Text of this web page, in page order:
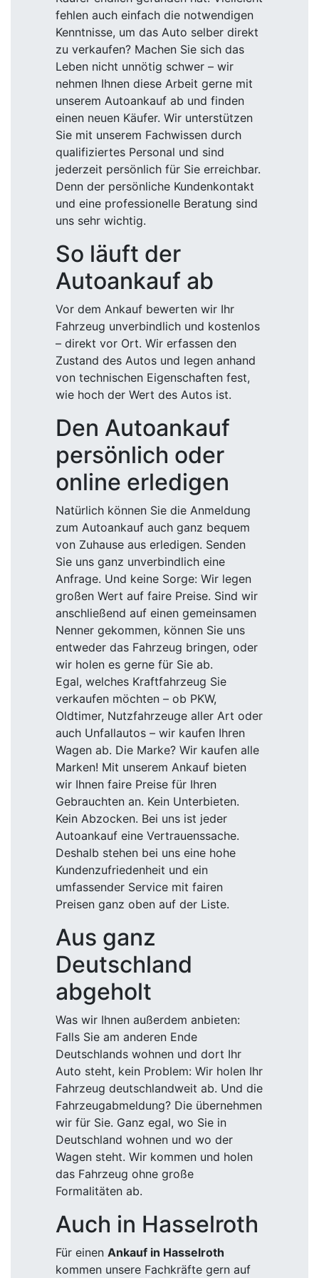
fehlen auch einfach die notwendigen
Kenntnisse, um das Auto selber direkt
zu verkaufen? Machen Sie sich das
Leben nicht unnötig schwer – wir
nehmen Ihnen diese Arbeit gerne mit
unserem Autoankauf ab und finden
einen neuen Käufer. Wir unterstützen
Sie mit unserem Fachwissen durch
qualifiziertes Personal und sind
jederzeit persönlich für Sie erreichbar.
Denn der persönliche Kundenkontakt
und eine professionelle Beratung sind
uns sehr wichtig.
So läuft der
Autoankauf ab
Vor dem Ankauf bewerten wir Ihr
Fahrzeug unverbindlich und kostenlos
– direkt vor Ort. Wir erfassen den
Zustand des Autos und legen anhand
von technischen Eigenschaften fest,
wie hoch der Wert des Autos ist.
Den Autoankauf
persönlich oder
online erledigen
Natürlich können Sie die Anmeldung
zum Autoankauf auch ganz bequem
von Zuhause aus erledigen. Senden
Sie uns ganz unverbindlich eine
Anfrage. Und keine Sorge: Wir legen
großen Wert auf faire Preise. Sind wir
anschließend auf einen gemeinsamen
Nenner gekommen, können Sie uns
entweder das Fahrzeug bringen, oder
wir holen es gerne für Sie ab.
Egal, welches Kraftfahrzeug Sie
verkaufen möchten – ob PKW,
Oldtimer, Nutzfahrzeuge aller Art oder
auch Unfallautos – wir kaufen Ihren
Wagen ab. Die Marke? Wir kaufen alle
Marken! Mit unserem Ankauf bieten
wir Ihnen faire Preise für Ihren
Gebrauchten an. Kein Unterbieten.
Kein Abzocken. Bei uns ist jeder
Autoankauf eine Vertrauenssache.
Deshalb stehen bei uns eine hohe
Kundenzufriedenheit und ein
umfassender Service mit fairen
Preisen ganz oben auf der Liste.
Aus ganz
Deutschland
abgeholt
Was wir Ihnen außerdem anbieten:
Falls Sie am anderen Ende
Deutschlands wohnen und dort Ihr
Auto steht, kein Problem: Wir holen Ihr
Fahrzeug deutschlandweit ab. Und die
Fahrzeugabmeldung? Die übernehmen
wir für Sie. Ganz egal, wo Sie in
Deutschland wohnen und wo der
Wagen steht. Wir kommen und holen
das Fahrzeug ohne große
Formalitäten ab.
Auch in Hasselroth
Für einen Ankauf in Hasselroth
kommen unsere Fachkräfte gern auf